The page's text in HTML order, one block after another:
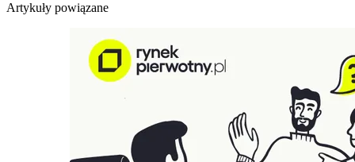
Artykuły powiązane